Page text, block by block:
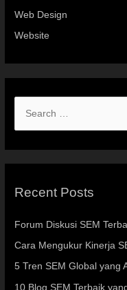
Web Design
Website
Recent Posts
Forum Diskusi SEM
Cara Mengukur Kinerja
5 Tren SEM Global yang
10 Blog SEM Terbaik